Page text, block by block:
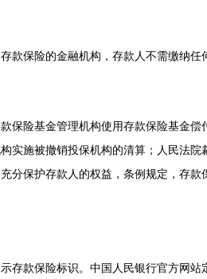
款保险的金融机构，存款人不需缴纳任
保险基金管理机构使用存款保险基金偿
实施被撤销投保机构的清算；人民法院
分保护存款人的权益，条例规定，存款
存款保险标识。中国人民银行官方网站